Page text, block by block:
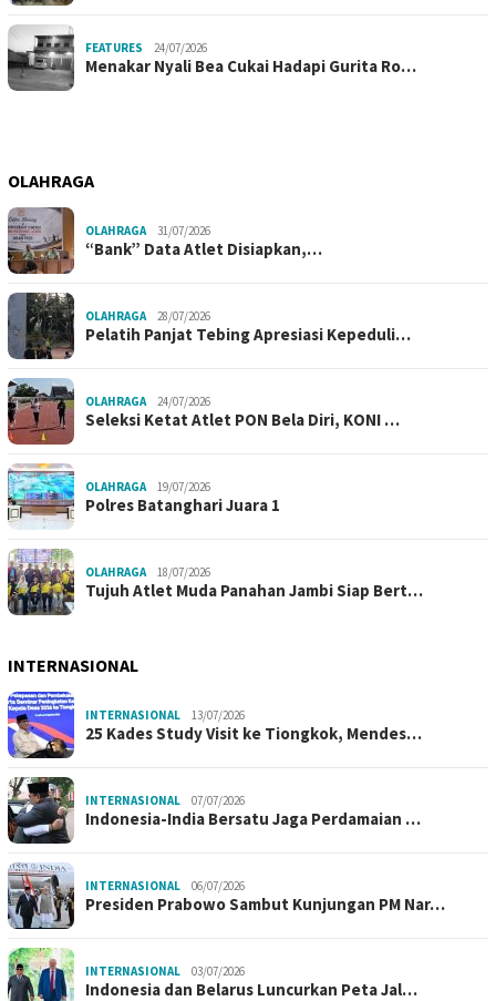
FEATURES 24/07/2026
Menakar Nyali Bea Cukai Hadapi Gurita Ro…
OLAHRAGA
OLAHRAGA 31/07/2026
“Bank” Data Atlet Disiapkan,…
OLAHRAGA 28/07/2026
Pelatih Panjat Tebing Apresiasi Kepeduli…
OLAHRAGA 24/07/2026
Seleksi Ketat Atlet PON Bela Diri, KONI …
OLAHRAGA 19/07/2026
Polres Batanghari Juara 1
OLAHRAGA 18/07/2026
Tujuh Atlet Muda Panahan Jambi Siap Bert…
INTERNASIONAL
INTERNASIONAL 13/07/2026
25 Kades Study Visit ke Tiongkok, Mendes…
INTERNASIONAL 07/07/2026
Indonesia-India Bersatu Jaga Perdamaian …
INTERNASIONAL 06/07/2026
Presiden Prabowo Sambut Kunjungan PM Nar…
INTERNASIONAL 03/07/2026
Indonesia dan Belarus Luncurkan Peta Jal…